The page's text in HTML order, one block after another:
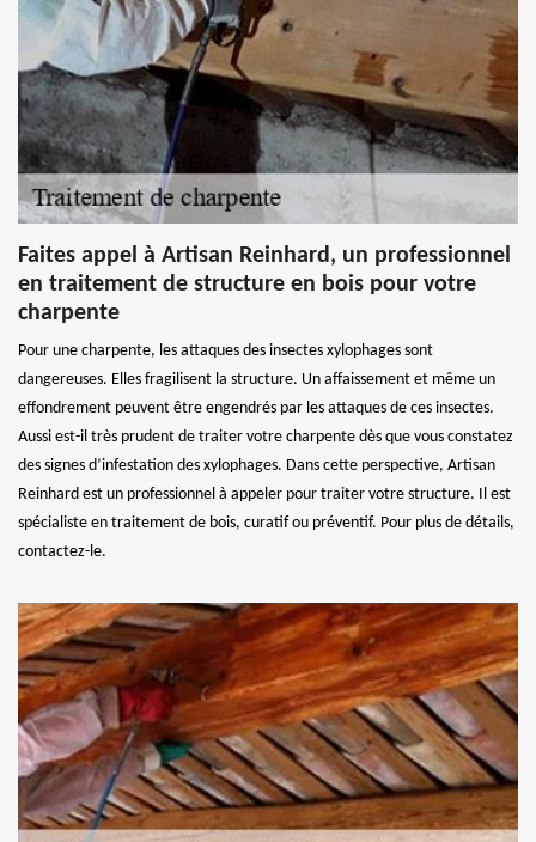
Faites appel à Artisan Reinhard, un professionnel
en traitement de structure en bois pour votre
charpente
Pour une charpente, les attaques des insectes xylophages sont
dangereuses. Elles fragilisent la structure. Un affaissement et même un
effondrement peuvent être engendrés par les attaques de ces insectes.
Aussi est-il très prudent de traiter votre charpente dès que vous constatez
des signes d’infestation des xylophages. Dans cette perspective, Artisan
Reinhard est un professionnel à appeler pour traiter votre structure. Il est
spécialiste en traitement de bois, curatif ou préventif. Pour plus de détails,
contactez-le.